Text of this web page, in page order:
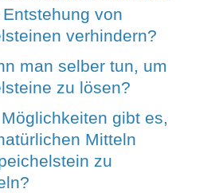
von
verhindern?
man selber tun, um
zu lösen?
gibt es,
Mitteln
zu